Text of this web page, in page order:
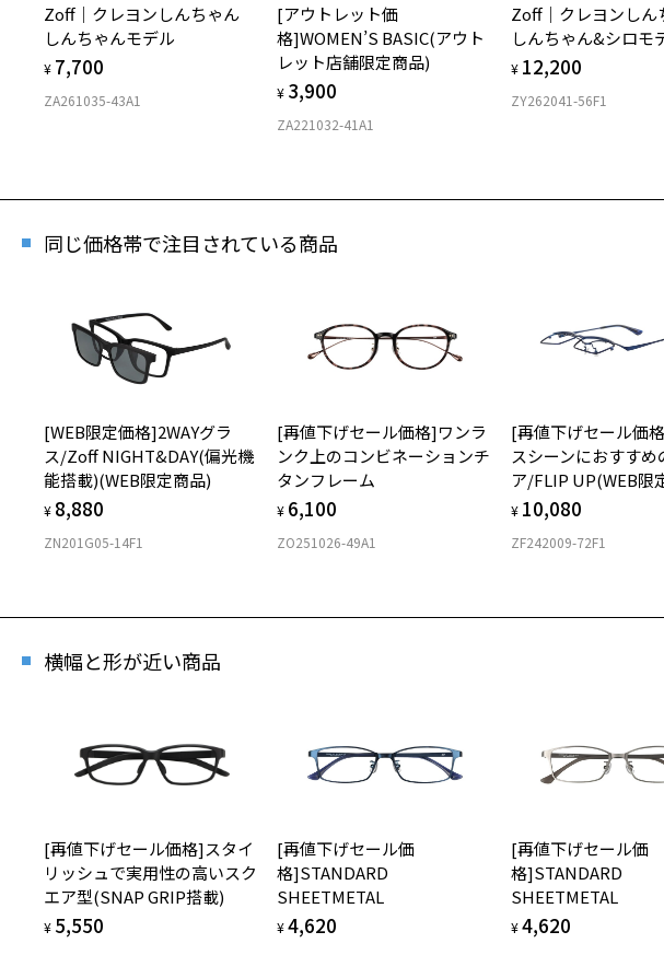
お
お
お
[スペシャルプライス
商品番号：ZJ211006-81A1/フ
Zoff｜クレヨンしんちゃん
しんちゃんモデル
¥ 7,700
ZA261035-43A1
[アウトレット価
格]WOMEN’S BASIC(アウト
レット店舗限定商品)
¥ 3,900
ZA221032-41A1
Zoff｜クレヨンし
しんちゃん&シロモ
¥ 12,200
ZY262041-56F1
同じ価格帯で注目されている商品
[WEB限定価格]2WAYグラ
ス/Zoff NIGHT&DAY(偏光機
能搭載)(WEB限定商品)
¥ 8,880
ZN201G05-14F1
[再値下げセール価格]ワンラ
ンク上のコンビネーションチ
タンフレーム
¥ 6,100
ZO251026-49A1
[再値下げセール価
スシーンにおすすめ
ア/FLIP UP(WEB限
¥ 10,080
ZF242009-72F1
横幅と形が近い商品
[再値下げセール価格]スタイ
リッシュで実用性の高いスク
エア型(SNAP GRIP搭載)
¥ 5,550
[再値下げセール価
格]STANDARD
SHEETMETAL
¥4,620
[再値下げセール価
格]STANDARD
SHEETMETAL
¥4,620